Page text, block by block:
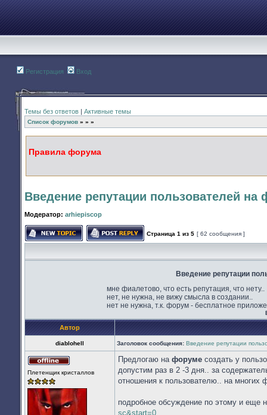
Регистрация Вход
Темы без ответов | Активные темы
Список форумов » » »
Правила форума
Введение репутации пользователей на
Модератор: arhiepiscop
Начать новую тему Ответить на тему
Страница 1 из 5 [ 62 сообщения ]
Введение репутации
мне фиалетово, что есть репутация, что нету..
нет, не нужна, не вижу смысла в создании..
нет не нужна, т.к. форум - бесплатное
Автор
diablohell Заголовок сообщения: Введение репутации
в
Плетенщик кристаллов
Предлогаю на форуме создать у
допустим раз в 2 -3 дня.. за
отношения к пользователю.. на многих
подробное обсуждение по этому и еще
sc&start=0